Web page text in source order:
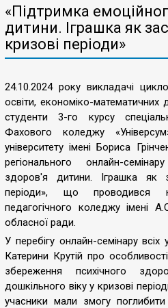
«Підтримка
дитини. Іграшка як
кризові періоди»
24.10.2024 року викладачі
освіти, економіко-
студенти 3-го курсу
Фахового коледжу
університету імені Бориса
регіонального онлайн-
здоров'я дитини. Іграшка як
періоди», що проводився
педагогічного коледжу імені
обласної ради.
У перебігу онлайн-семінару всіх
Катерини Крутій про
збереження психічного
дошкільного віку у кризові
учасники мали змогу